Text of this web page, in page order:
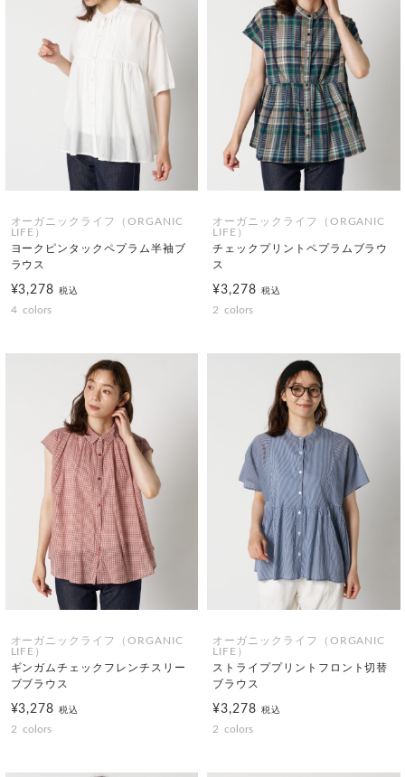
オーガニックライフ（ORGANIC
LIFE）
ヨークピンタックペプラム半袖ブ
ラウス
¥3,278税込
4 colors
オーガニックライフ（ORGANIC
LIFE）
チェックプリントペプラムブラウ
ス
¥3,278 税込
2 colors
オーガニックライフ（ORGANIC
LIFE）
ギンガムチェックフレンチスリー
ブブラウス
¥3,278税込
2 colors
オーガニックライフ（ORGANIC
LIFE）
ストライププリントフロント切替
ブラウス
¥3,278 税込
2 colors